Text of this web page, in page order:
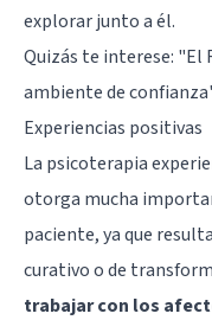
explorar junto a él.
Quizás te interese: "El
ambiente de confianza
Experiencias positivas
La psicoterapia
otorga mucha
paciente, ya que
curativo o de
trabajar con los